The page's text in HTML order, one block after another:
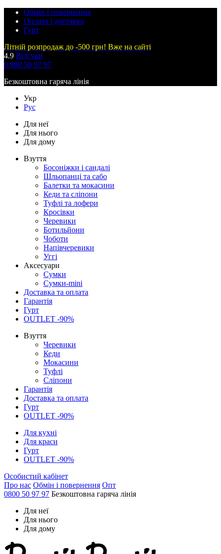
Обмін і повернення
Оплата і доставка
Гурт
Літній розпродаж до -500 грн! Вже на сайті
4.9 Відгуки
0 800 50 97 97
Безкоштовна гаряча лінія
Укр
Рус
Для неї
Для нього
Для дому
Взуття
Босоніжки і сандалі
Шльопанці та сабо
Балетки та мокасини
Кеди та сліпони
Туфлі та лофери
Кросівки
Черевики
Ботильйони
Чоботи
Напівчеревики
Уггі
Аксесуари
Сумки
Сумки-mini
Доставка та оплата
Гарантія
Гурт
OUTLET -90%
Взуття
Черевики
Кеди
Мокасини
Туфлі
Сліпони
Гарантія
Доставка та оплата
Гурт
OUTLET -90%
Для кухні
Для краси
Гурт
OUTLET -90%
Особистий кабінет
Про нас Обмін і повернення Опт
0800 50 97 97 Безкоштовна гаряча лінія
Для неї
Для нього
Для дому